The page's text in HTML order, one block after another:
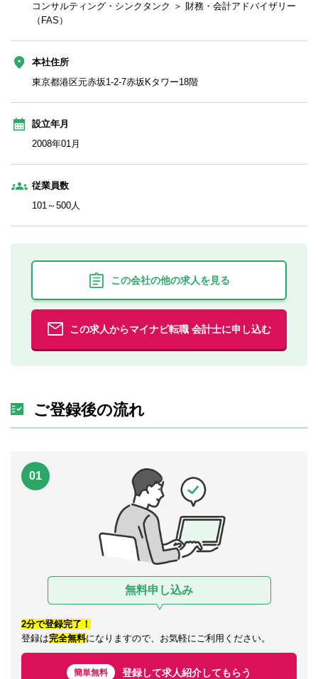
コンサルティング・シンクタンク ＞ 財務・会計アドバイザリー
（FAS）
本社住所
東京都港区元赤坂1-2-7赤坂Kタワー18階
設立年月
2008年01月
従業員数
101～500人
この会社の他の求人を見る
この求人からマイナビ転職 会計士に申し込む
ご登録後の流れ
01
無料申し込み
2分で登録完了！
登録は完全無料になりますので、お気軽にご利用ください。
簡単無料 登録して求人紹介してもらう